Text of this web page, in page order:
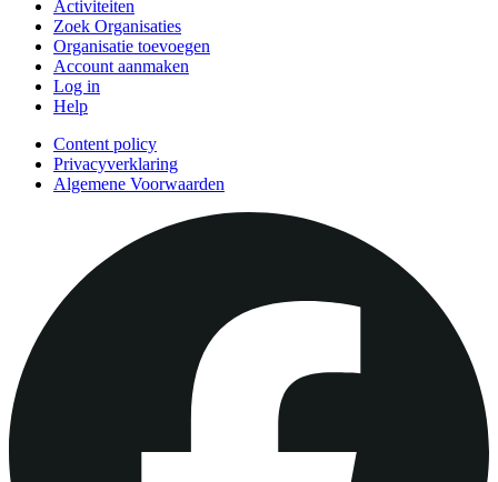
Activiteiten
Zoek Organisaties
Organisatie toevoegen
Account aanmaken
Log in
Help
Content policy
Privacyverklaring
Algemene Voorwaarden